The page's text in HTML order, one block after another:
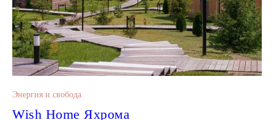
Энергия и свобода
Wish Home Яхрома